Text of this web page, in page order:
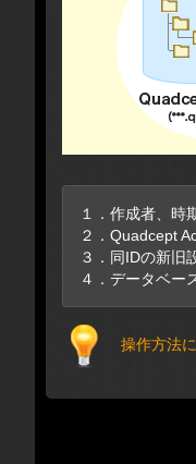
１．作成者、時
２．Quadcept
３．同IDの新旧
４．データベー
操作方法